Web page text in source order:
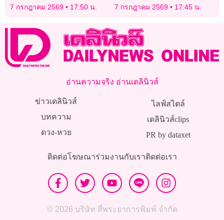
ใน 3 จังหวัด วันที่ 24-26 ก.ค.
7 กรกฎาคม 2569 17:50 น.
Thailand 2026 เฟ้นหา ‘True
Gentlemen’
7 กรกฎาคม 2569 17:45 น.
อ่านความจริง อ่านเดลินิวส์
ข่าวเดลินิวส์
บทความ
ดวง-หวย
ไลฟ์สไตล์
เดลินิวส์clips
PR by dataxet
ติดต่อโฆษณาร่วมงานกับเราติดต่อเรา
© 2026 บริษัท สี่พระยาการพิมพ์ จำกัด